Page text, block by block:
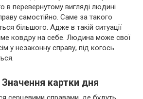
в перевернутому вигляді людині
самостійно. Саме за такого
більшого. Адже в такій ситуації
ковдру на себе. Людина може свої
у незаконну справу, під когось
Значення картки дня